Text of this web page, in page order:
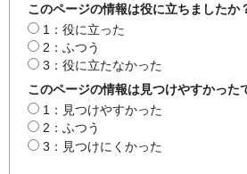
このページの情報は役に立ちましたか
1：役に立った
2：ふつう
3：役に立たなかった
このページの情報は見つけやすかった
1：見つけやすかった
2：ふつう
3：見つけにくかった